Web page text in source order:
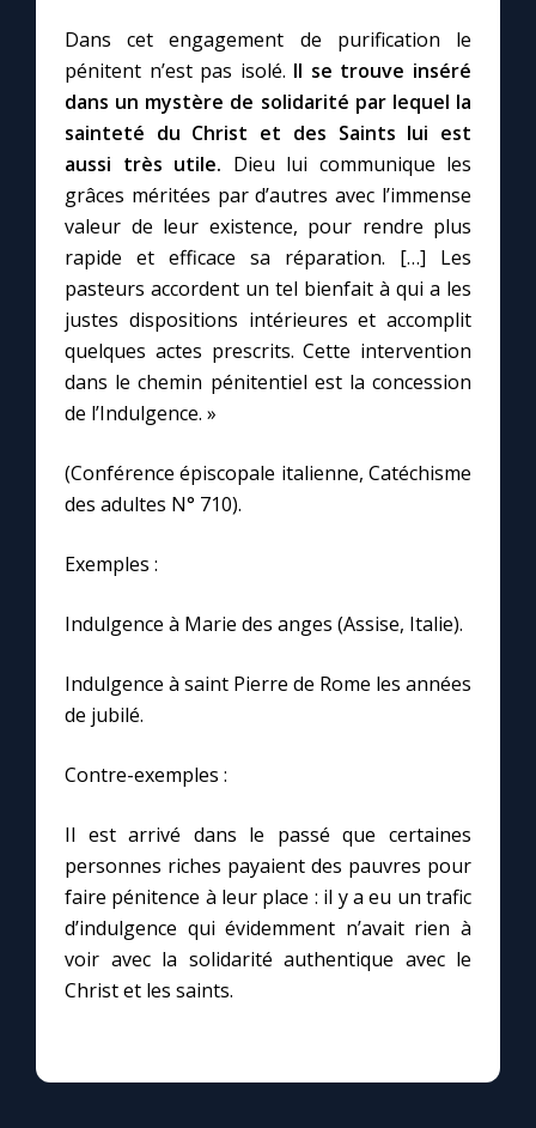
Les premiers samedis du mois
Marie qui défait les nœuds
Me consacrer à Jésus par Marie
Mes intentions de prière
Une Minute avec Marie
Une neuvaine
À la une
Faire un don
Dans cet engagement de purification le
pénitent n’est pas isolé. Il se trouve inséré
dans un mystère de solidarité par lequel la
sainteté du Christ et des Saints lui est
aussi très utile. Dieu lui communique les
grâces méritées par d’autres avec l’immense
valeur de leur existence, pour rendre plus
rapide et efficace sa réparation. […] Les
pasteurs accordent un tel bienfait à qui a les
justes dispositions intérieures et accomplit
quelques actes prescrits. Cette intervention
dans le chemin pénitentiel est la concession
de l’Indulgence. »
(Conférence épiscopale italienne, Catéchisme
des adultes N° 710).
Exemples :
Indulgence à Marie des anges (Assise, Italie).
Indulgence à saint Pierre de Rome les années
de jubilé.
Contre-exemples :
Il est arrivé dans le passé que certaines
personnes riches payaient des pauvres pour
faire pénitence à leur place : il y a eu un trafic
d’indulgence qui évidemment n’avait rien à
voir avec la solidarité authentique avec le
Christ et les saints.